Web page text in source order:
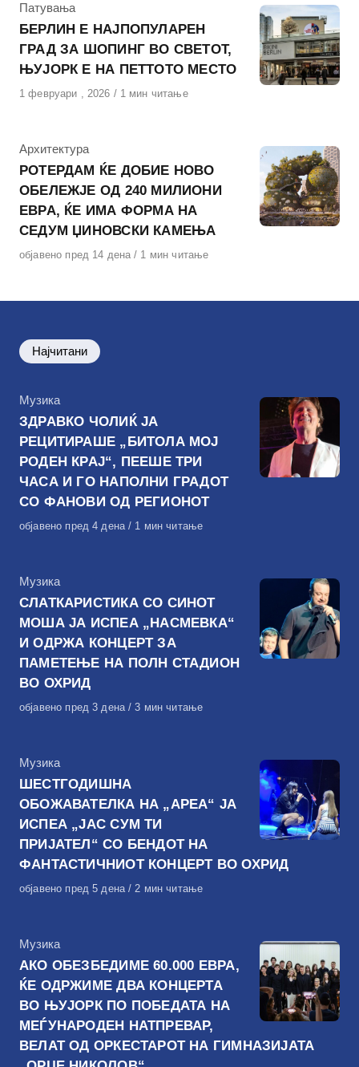
КАтегорија
Патувања
БЕРЛИН Е НАЈПОПУЛАРЕН
ГРАД ЗА ШОПИНГ ВО СВЕТОТ,
ЊУЈОРК Е НА ПЕТТОТО МЕСТО
Објавено
1 февруари , 2026 1 мин читање
КАтегорија
Архитектура
РОТЕРДАМ ЌЕ ДОБИЕ НОВО
ОБЕЛЕЖЈЕ ОД 240 МИЛИОНИ
ЕВРА, ЌЕ ИМА ФОРМА НА
СЕДУМ ЏИНОВСКИ КАМЕЊА
Објавено
објавено пред 14 дена 1 мин читање
Најчитани
КАтегорија
Музика
ЗДРАВКО ЧОЛИЌ ЈА
РЕЦИТИРАШЕ „БИТОЛА МОЈ
РОДЕН КРАЈ“, ПЕЕШЕ ТРИ
ЧАСА И ГО НАПОЛНИ ГРАДОТ
СО ФАНОВИ ОД РЕГИОНОТ
Објавено
објавено пред 4 дена 1 мин читање
КАтегорија
Музика
СЛАТКАРИСТИКА СО СИНОТ
МОША ЈА ИСПЕА „НАСМЕВКА“
И ОДРЖА КОНЦЕРТ ЗА
ПАМЕТЕЊЕ НА ПОЛН СТАДИОН
ВО ОХРИД
Објавено
објавено пред 3 дена 3 мин читање
КАтегорија
Музика
ШЕСТГОДИШНА
ОБОЖАВАТЕЛКА НА „АРЕА“ ЈА
ИСПЕА „ЈАС СУМ ТИ
ПРИЈАТЕЛ“ СО БЕНДОТ НА
ФАНТАСТИЧНИОТ КОНЦЕРТ ВО ОХРИД
Објавено
објавено пред 5 дена 2 мин читање
КАтегорија
Музика
АКО ОБЕЗБЕДИМЕ 60.000 ЕВРА,
ЌЕ ОДРЖИМЕ ДВА КОНЦЕРТА
ВО ЊУЈОРК ПО ПОБЕДАТА НА
МЕЃУНАРОДЕН НАТПРЕВАР,
ВЕЛАТ ОД ОРКЕСТАРОТ НА ГИМНАЗИЈАТА